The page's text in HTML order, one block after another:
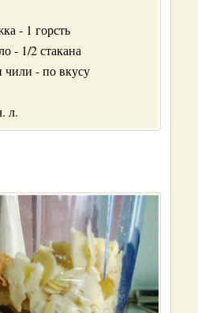
- 1 горсть
- 1/2 стакана
чили - по вкусу
л.